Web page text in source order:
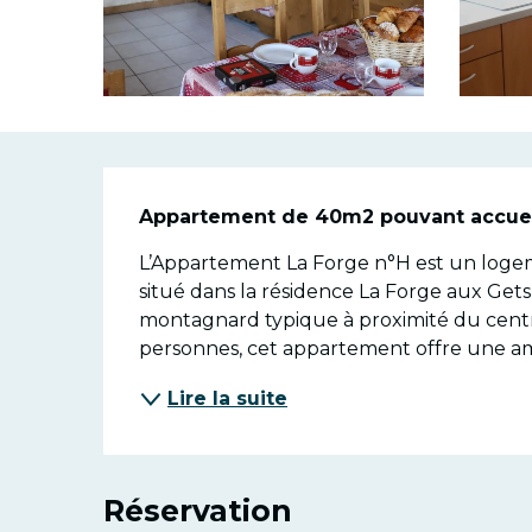
Appartement de 40m2 pouvant
L’Appartement La Forge n°H est un
situé dans la résidence La Forge aux
montagnard typique à proximité du
personnes, cet appartement offre une
Lire la suite
Réservation